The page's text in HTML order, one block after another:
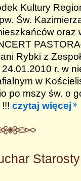
Kultury
Św.
oraz
Rybki z
r. w
w
po mszy św. o
czytaj więcej
Starosty